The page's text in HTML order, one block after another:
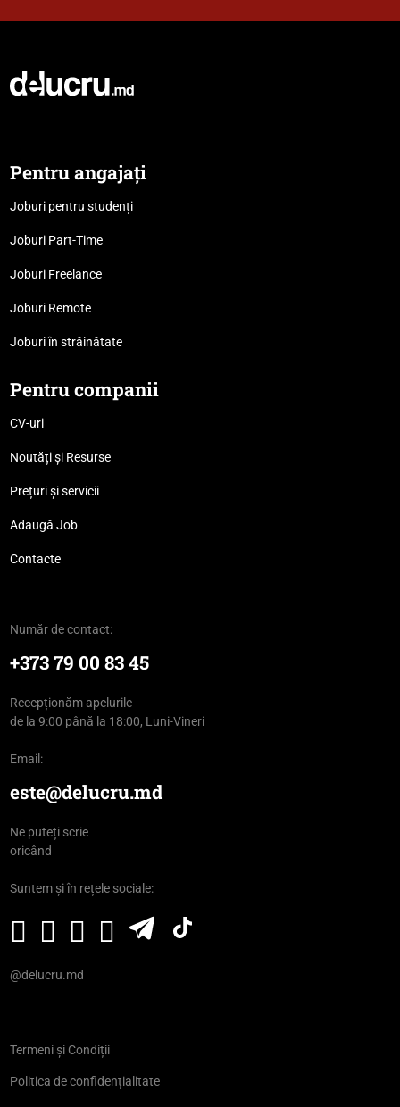
Pentru angajați
Joburi pentru studenți
Joburi Part-Time
Joburi Freelance
Joburi Remote
Joburi în străinătate
Pentru companii
CV-uri
Noutăți și Resurse
Prețuri și servicii
Adaugă Job
Contacte
Număr de contact:
+373 79 00 83 45
Recepționăm apelurile
de la 9:00 până la 18:00, Luni-Vineri
Email:
este@delucru.md
Ne puteți scrie
oricând
Suntem și în rețele sociale:
@delucru.md
Termeni și Condiții
Politica de confidențialitate